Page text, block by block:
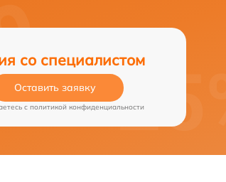
со специалистом
Оставить заявку
c политикой конфиденциальности